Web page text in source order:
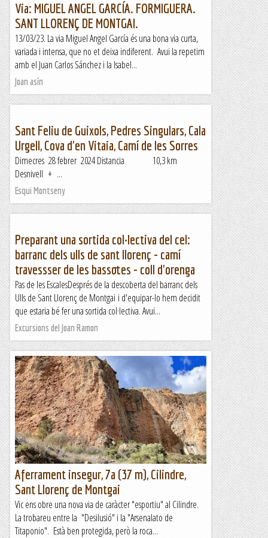
Via: MIGUEL ANGEL GARCÍA. FORMIGUERA.
SANT LLORENÇ DE MONTGAI.
13/03/23. La via Miguel Angel García és una bona via curta,
variada i intensa, que no et deixa indiferent. Avui la repetim
amb el Juan Carlos Sánchez i la Isabel...
Joan asín
Sant Feliu de Guixols, Pedres Singulars, Cala
Urgell, Cova d'en Vitaia, Camí de les Sorres
Dimecres 28 febrer 2024 Distancia 10,3 km
Desnivell + ...
Esqui Montseny
Preparant una sortida col·lectiva del cel:
barranc dels ulls de sant llorenç - camí
travessser de les bassotes - coll d'orenga
Pas de les EscalesDesprés de la descoberta del barranc dels
Ulls de Sant Llorenç de Montgai i d'equipar-lo hem decidit
que estaria bé fer una sortida col·lectiva. Avui...
Excursions del Joan Ramon
Aferrament insegur, 7a (37 m), Cilindre,
Sant Llorenç de Montgai
Vic ens obre una nova via de caràcter "esportiu" al Cilindre.
La trobareu entre la "Desilusió" i la "Arsenalato de
Titaponio". Està ben protegida, però la roca...